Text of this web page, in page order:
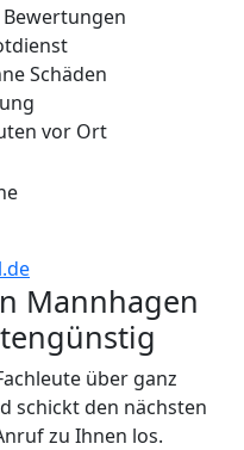
Bewertungen
Schäden
vor Ort
Mannhagen
über ganz
schickt den nächsten
zu Ihnen los.